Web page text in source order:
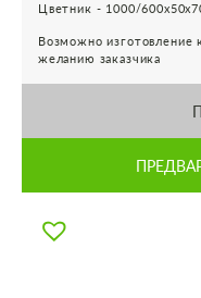
Цветник - 1000/
Возможно изготовление
желанию заказчика